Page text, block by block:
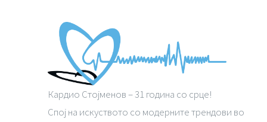
Кардио Стојменов – 31 година со срце!
Спој на искуството со модерните трендови во